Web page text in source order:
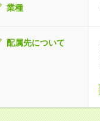
業種
配属先について